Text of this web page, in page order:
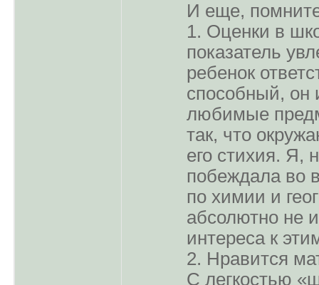
И еще,
1. Оценки в
показатель
ребенок
способный, он
любимые
так, что
его стихия. Я,
побеждала во
по химии и
абсолютно не
интереса к
2. Нравится
С легкостью